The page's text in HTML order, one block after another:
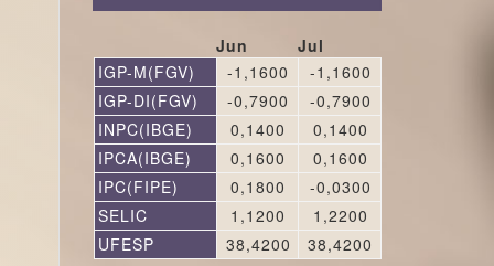
Jun
Jul
IGP-M(FGV)
-1,1600
-1,1600
IGP-DI(FGV)
-0,7900
-0,7900
INPC(IBGE)
0,1400
0,1400
IPCA(IBGE)
0,1600
0,1600
IPC(FIPE)
0,1800
-0,0300
SELIC
1,1200
1,2200
UFESP
38,4200 38,4200